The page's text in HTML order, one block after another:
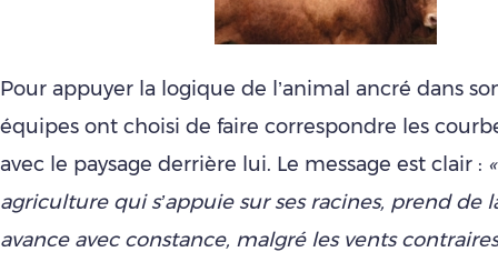
Pour appuyer la logique de l’animal ancré dans
équipes ont choisi de faire correspondre les
avec le paysage derrière lui. Le message est clair :
agriculture qui s’appuie sur ses racines, prend de
avance avec constance, malgré les vents